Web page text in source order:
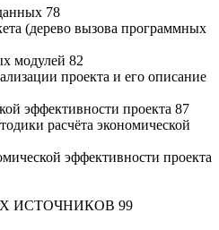
78
(дерево вызова программных
модулей 82
проекта и его описание
эффективности проекта 87
расчёта экономической
эффективности проекта
ИСТОЧНИКОВ 99